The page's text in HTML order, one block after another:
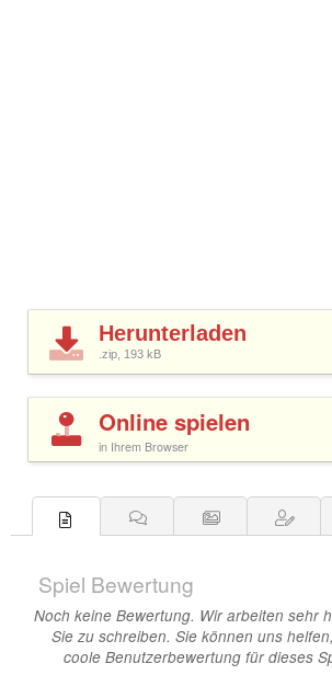
Herunterladen
.zip, 193 kB
Online spielen
in Ihrem Browser
Spiel Bewertung
Noch keine Bewertung. Wir arbeiten sehr
Sie zu schreiben. Sie können uns
coole Benutzerbewertung für dieses